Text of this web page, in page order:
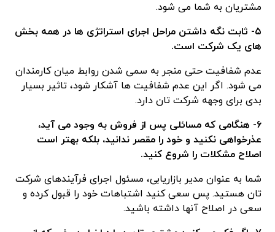
مشتریان به شما می شود.
۵- ثابت نگه داشتن مراحل اجرای استراتژی ها در همه بخش
های یک شرکت است.
عدم شفافیت حتی منجر به سمی شدن روابط میان کارمندان
می شود. اگر این عدم شفافیت ها آشکار شود، تاثیر بسیار
بدی برای وجهه شرکت تان دارد.
۶- هنگامی که مسائلی پس از فروش به وجود می آید،
عذرخواهی نکنید و خود را مقصر ندانید، بلکه بهتر است
اصلاح مشکلات را شروع کنید.
شما به عنوان مدیر بازاریابی، مسئول اجرای فرآیندهای شرکت
تان هستید. پس سعی کنید اشتباهات خود را قبول کرده و
سعی در اصلاح آنها داشته باشید.